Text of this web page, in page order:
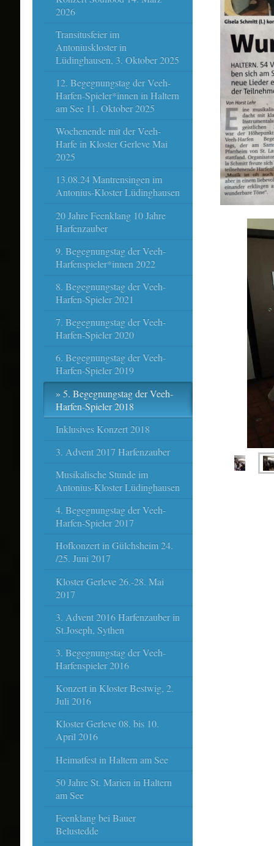
2026
Transitusfeier im
Antoniuskloster in
Lüdinghausen, 3. Oktober 2025
12. Begegnungstag der Veeh-
Harfen-Spieler*innen in Haltern
am See 11. Oktober 2025
Wochenende mit der Veeh-
Harfe in Kloster Gerleve Mai
2025
13.08.24 Mantrensingen im
Antonius-Kloster Lüdinghausen
20 Jahre Feenklang 10 Jahre
Harfenzauber
9. Begegnungstag der Veeh-
Harfenspieler*innen 2022
8. Begegnungstag der Veeh-
Harfen-Spieler 2021
7. Begegnungstag der Veeh-
Harfen-Spieler 2020
6. Begegnungstag der Veeh-
Harfen-Spieler 2019
5. Begegnungstag der Veeh-
Harfen-Spieler 2018
Inklusives Konzert 2018
3. Advent 2017 Harfenzauber
Musikalische Stunde im
Antonius-Kloster Lüdinghausen
4. Begegnungstag der Veeh-
Harfen-Spieler 2017
Hofkonzert in Gülchsheim 24.
/25. Juni 2017
Kloster Gerleve 26.-28. Mai
2017
3. Advent 2016 Harfenzauber in
St.Joseph, Sythen
3. Begegnungstag der Veeh-
Harfenspieler 2016
Konzert in Kloster Bestwig, 2.
Juli 2016
Kloster Gerleve 08. bis 10.
April 2016
Heimatfest in Haltern am See
50 Jahre St. Marien in Haltern
am See
Feenklang bei Bauer
Belustedde